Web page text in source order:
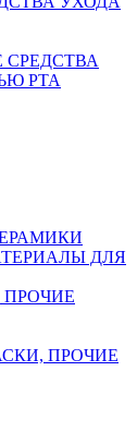
РТА
ДЛЯ
ПРОЧИЕ